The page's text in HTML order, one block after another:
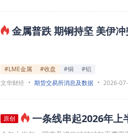
金属普跌 期铜持坚 美伊
#LME金属 #收盘 #铜
#铝
文华财经
期货交易所消息及数据 2026-
原创 一条线串起2026年上